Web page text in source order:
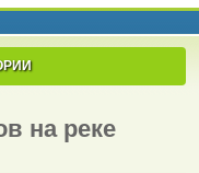
на реке